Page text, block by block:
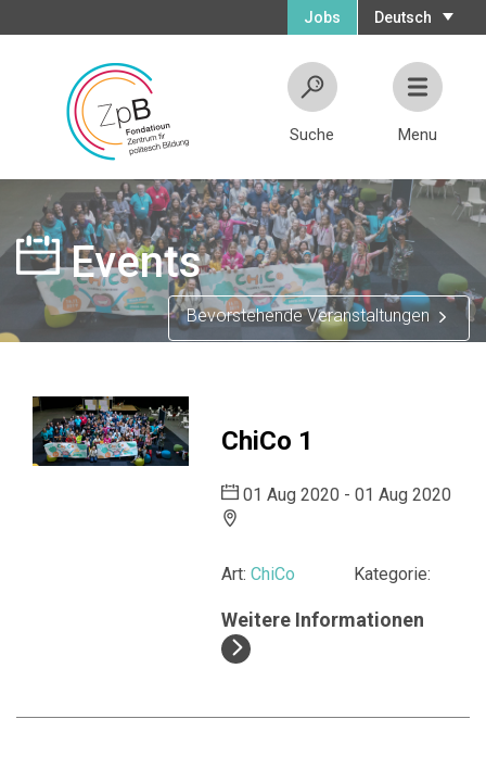
Deutsch
Jobs
Suche Menu
Events
Bevorstehende Veranstaltungen
ChiCo 1
01 Aug 2020 - 01 Aug 2020
Art:ChiCo Kategorie:
Weitere Informationen